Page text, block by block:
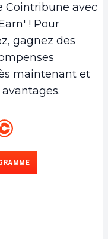
Cointribune avec
! Pour
gagnez des
maintenant et